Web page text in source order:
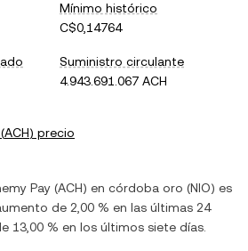
Mínimo histórico
C$0,14764
Suministro circulante
4.943.691.067 ACH
(ACH) precio
Pay (ACH) en córdoba oro (NIO) es
de 2,00 % en las últimas 24
13,00 % en los últimos siete días.